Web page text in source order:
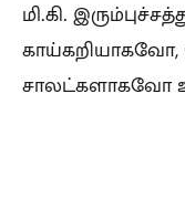
மி.கி.
சாலட்களாகவோ